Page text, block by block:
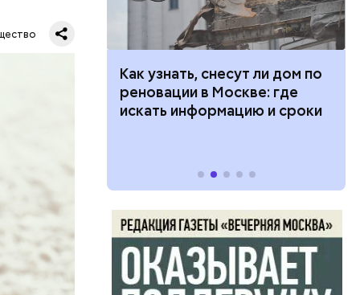
Как узнать, снесут ли дом по
реновации в Москве: где
искать информацию и сроки